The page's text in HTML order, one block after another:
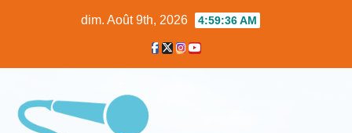
dim. Août 9th, 2026 4:59:37 AM